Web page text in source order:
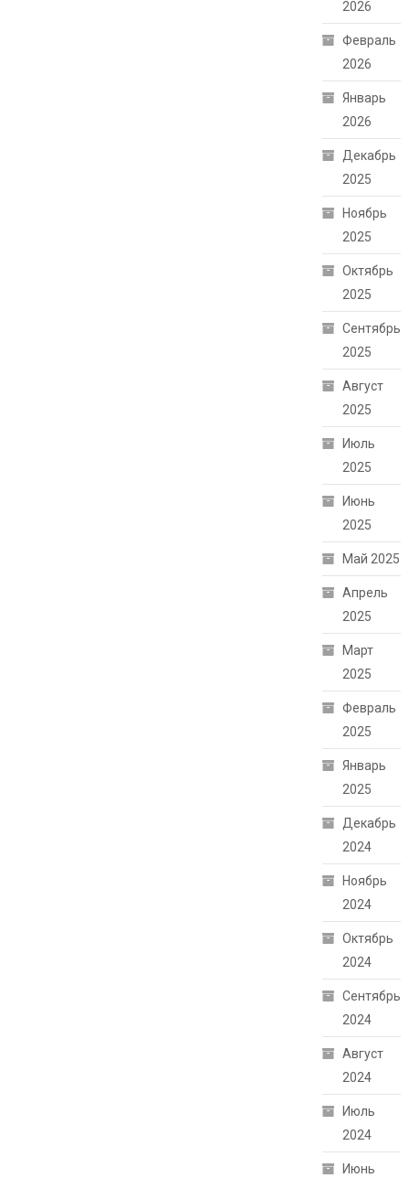
2026
Февраль
2026
Январь
2026
Декабрь
2025
Ноябрь
2025
Октябрь
2025
Сентябрь
2025
Август
2025
Июль
2025
Июнь
2025
Май 2025
Апрель
2025
Март
2025
Февраль
2025
Январь
2025
Декабрь
2024
Ноябрь
2024
Октябрь
2024
Сентябрь
2024
Август
2024
Июль
2024
Июнь